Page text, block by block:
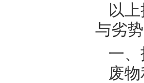
以上
与劣
一、
废物